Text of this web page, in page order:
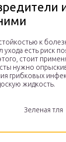
к
ухода есть риск
стоит
нужно
грибковых
жидкость.
Зеленая тля